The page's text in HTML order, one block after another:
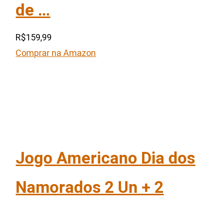
de …
R$159,99
Comprar na Amazon
Jogo Americano Dia dos
Namorados 2 Un + 2